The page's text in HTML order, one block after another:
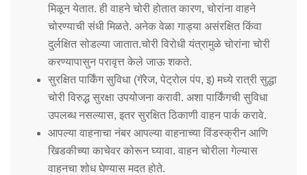
Police Corner
Police Foundation
Welfare Activities
Media Coverage
Press Release
Crime Review
Miscellaneous
Recruitment
मिळून येतात. ही वाहने चोरी होतात कारण, चोरांना वाहने
चोरण्याची संधी मिळते. अनेक वेळा गाड्या असंरक्षित किंवा
दुर्लक्षित सोडल्या जातात.चोरी विरोधी यंत्रामुळे चोरांना चोरी
करण्यापासुन परावृत्त केले जाऊ शकते.
सुरक्षित पार्किंग सुविधा (गॅरेज, पेट्रोल पंप, इ) मध्ये रात्री सुद्धा
चोरी विरुद्ध सुरक्षा उपयोजना करावी. अशा पार्किंगची सुविधा
उपलब्ध नसल्यास, इतर सुरक्षित ठिकाणी वाहन पार्क करावे.
आपल्या वाहनाचा नंबर आपल्या वाहनाच्या विंडस्क्रीन आणि
खिडकीच्या काचेवर कोरून घ्यावा. वाहन चोरीला गेल्यास
वाहनचा शोध घेण्यास मदत होते.